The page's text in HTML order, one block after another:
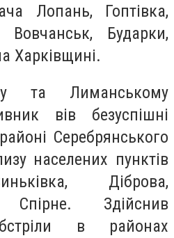
Лопань, Гоптівка,
Вовчанськ, Бударки,
Харківщині.
та Лиманському
вів безуспішні
Серебрянського
населених пунктів
Діброва,
Спірне. Здійснив
в районах